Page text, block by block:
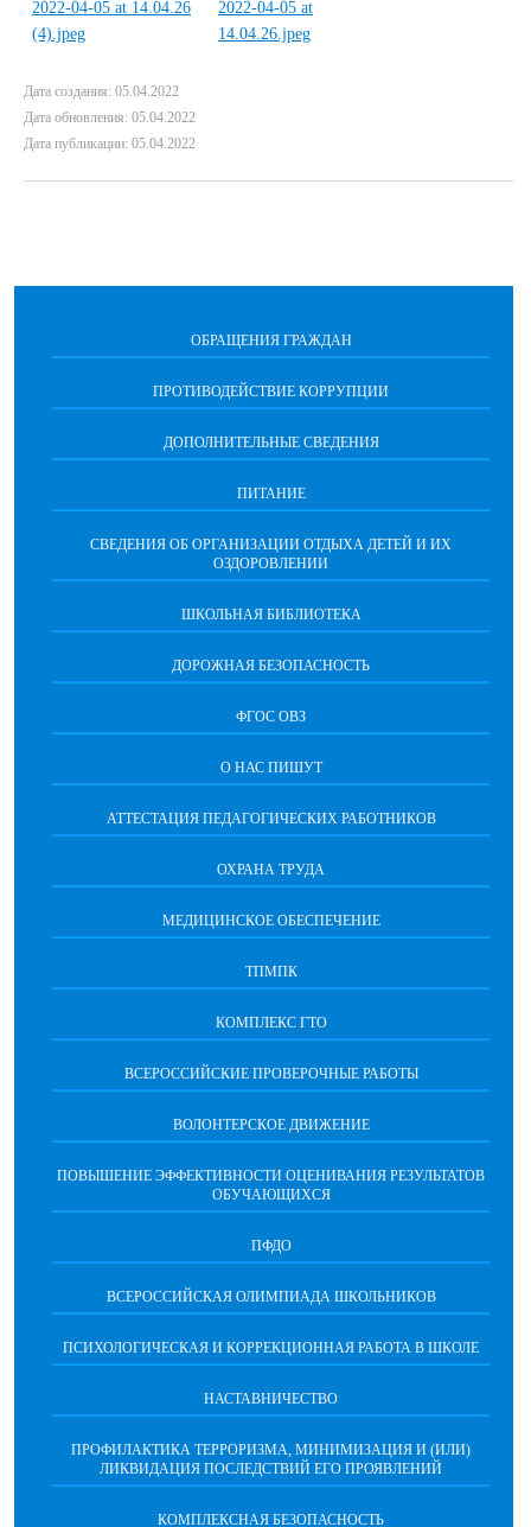
Дата создания: 05.04.2022
Дата обновления: 05.04.2022
Дата публикации: 05.04.2022
ОБРАЩЕНИЯ ГРАЖДАН
ПРОТИВОДЕЙСТВИЕ КОРРУПЦИИ
ДОПОЛНИТЕЛЬНЫЕ СВЕДЕНИЯ
ПИТАНИЕ
СВЕДЕНИЯ ОБ ОРГАНИЗАЦИИ ОТДЫХА ДЕТЕЙ И ИХ
ОЗДОРОВЛЕНИИ
ШКОЛЬНАЯ БИБЛИОТЕКА
ДОРОЖНАЯ БЕЗОПАСНОСТЬ
ФГОС ОВЗ
О НАС ПИШУТ
АТТЕСТАЦИЯ ПЕДАГОГИЧЕСКИХ РАБОТНИКОВ
ОХРАНА ТРУДА
МЕДИЦИНСКОЕ ОБЕСПЕЧЕНИЕ
ТПМПК
КОМПЛЕКС ГТО
ВСЕРОССИЙСКИЕ ПРОВЕРОЧНЫЕ РАБОТЫ
ВОЛОНТЕРСКОЕ ДВИЖЕНИЕ
ПОВЫШЕНИЕ ЭФФЕКТИВНОСТИ ОЦЕНИВАНИЯ РЕЗУЛЬТАТОВ
ОБУЧАЮЩИХСЯ
ПФДО
ВСЕРОССИЙСКАЯ ОЛИМПИАДА ШКОЛЬНИКОВ
ПСИХОЛОГИЧЕСКАЯ И КОРРЕКЦИОННАЯ РАБОТА В ШКОЛЕ
НАСТАВНИЧЕСТВО
ПРОФИЛАКТИКА ТЕРРОРИЗМА, МИНИМИЗАЦИЯ И (ИЛИ)
ЛИКВИДАЦИЯ ПОСЛЕДСТВИЙ ЕГО ПРОЯВЛЕНИЙ
КОМПЛЕКСНАЯ БЕЗОПАСНОСТЬ